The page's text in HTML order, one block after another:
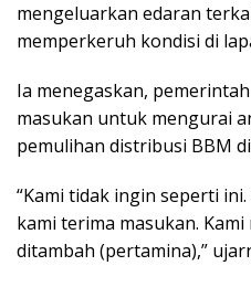
mengeluarkan edaran
memperkeruh kondisi di
Ia menegaskan,
masukan untuk mengurai
pemulihan distribusi BBM
“Kami tidak ingin seperti
kami terima masukan.
ditambah (pertamina),”